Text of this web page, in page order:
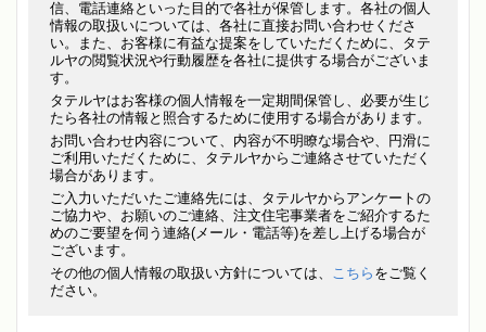
信、電話連絡といった目的で各社が保管します。各社の個人
情報の取扱いについては、各社に直接お問い合わせくださ
い。また、お客様に有益な提案をしていただくために、タテ
ルヤの閲覧状況や行動履歴を各社に提供する場合がございま
す。
タテルヤはお客様の個人情報を一定期間保管し、必要が生じ
たら各社の情報と照合するために使用する場合があります。
お問い合わせ内容について、内容が不明瞭な場合や、円滑に
ご利用いただくために、タテルヤからご連絡させていただく
場合があります。
ご入力いただいたご連絡先には、タテルヤからアンケートの
ご協力や、お願いのご連絡、注文住宅事業者をご紹介するた
めのご要望を伺う連絡(メール・電話等)を差し上げる場合が
ございます。
その他の個人情報の取扱い方針については、
こちら をご覧く
ださい。